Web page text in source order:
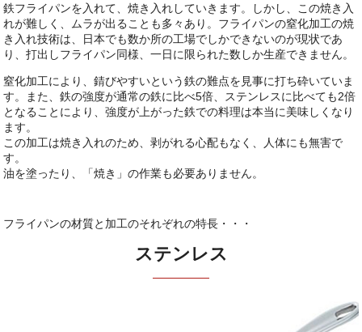
鉄フライパンを入れて、焼き入れしていきます。しかし、この焼き入
れが難しく、ムラが出ることも多々あり。フライパンの窒化加工の焼
き入れ技術は、日本でも数か所の工場でしかできないのが現状であ
り、打出しフライパン同様、一日に限られた数しか生産できません。
窒化加工により、錆びやすいという鉄の難点を見事に打ち砕いていま
す。また、鉄の強度が通常の鉄に比べ5倍、ステンレスに比べても2倍
となることにより、強度が上がった鉄での料理は本当に美味しくなり
ます。
この加工は焼き入れのため、剥がれる心配もなく、人体にも無害で
す。
油を塗ったり、「焼き」の作業も必要ありません。
フライパンの材質と加工のそれぞれの特長・・・
ステンレス